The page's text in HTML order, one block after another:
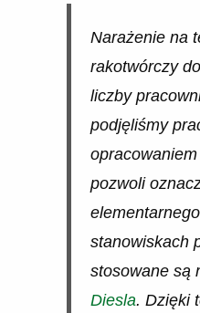
Narażenie na
rakotwórczy
liczby
podjęliśmy
pozwoli
stanowiskach
stosowane są
Diesla. Dzięki